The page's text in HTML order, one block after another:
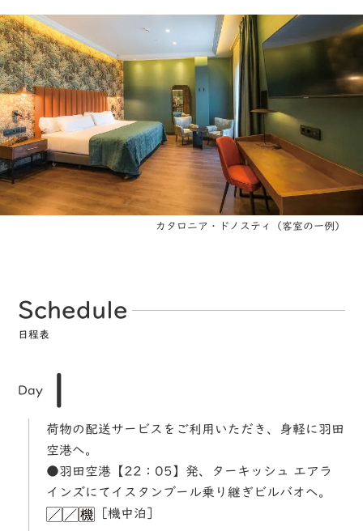
カタロニア・ドノスティ（客室の一例）
Schedule
日程表
Day 1
荷物の配送サービスをご利用いただき、身軽に羽田
空港へ。
●羽田空港【22：05】発、ターキッシュ エアラ
インズにてイスタンブール乗り継ぎビルバオへ。
［機中泊］